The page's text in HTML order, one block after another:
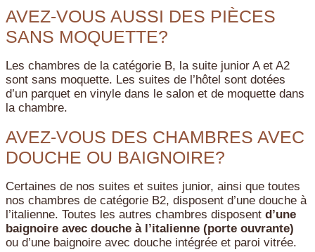
AVEZ-VOUS AUSSI DES PIÈCES
SANS MOQUETTE?
Les chambres de la catégorie B, la suite junior A et A2
sont sans moquette. Les suites de l’hôtel sont dotées
d’un parquet en vinyle dans le salon et de moquette dans
la chambre.
AVEZ-VOUS DES CHAMBRES AVEC
DOUCHE OU BAIGNOIRE?
Certaines de nos suites et suites junior, ainsi que toutes
nos chambres de catégorie B2, disposent d’une douche à
l’italienne. Toutes les autres chambres disposent d’une
baignoire avec douche à l’italienne (porte ouvrante)
ou d’une baignoire avec douche intégrée et paroi vitrée.